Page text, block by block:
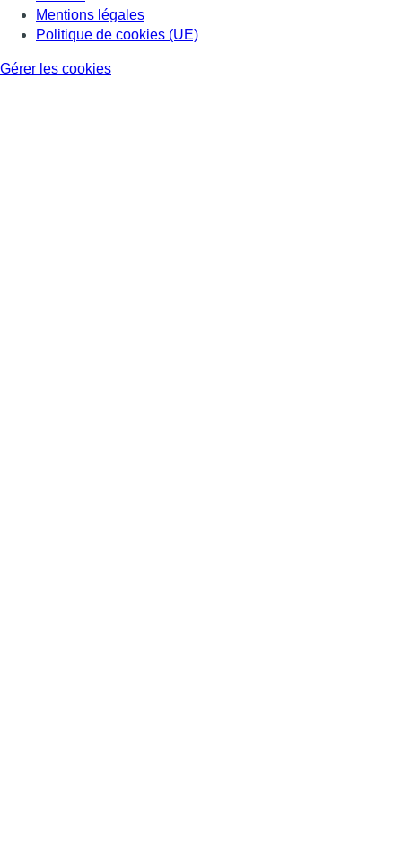
Mentions légales
Politique de cookies (UE)
Gérer les cookies